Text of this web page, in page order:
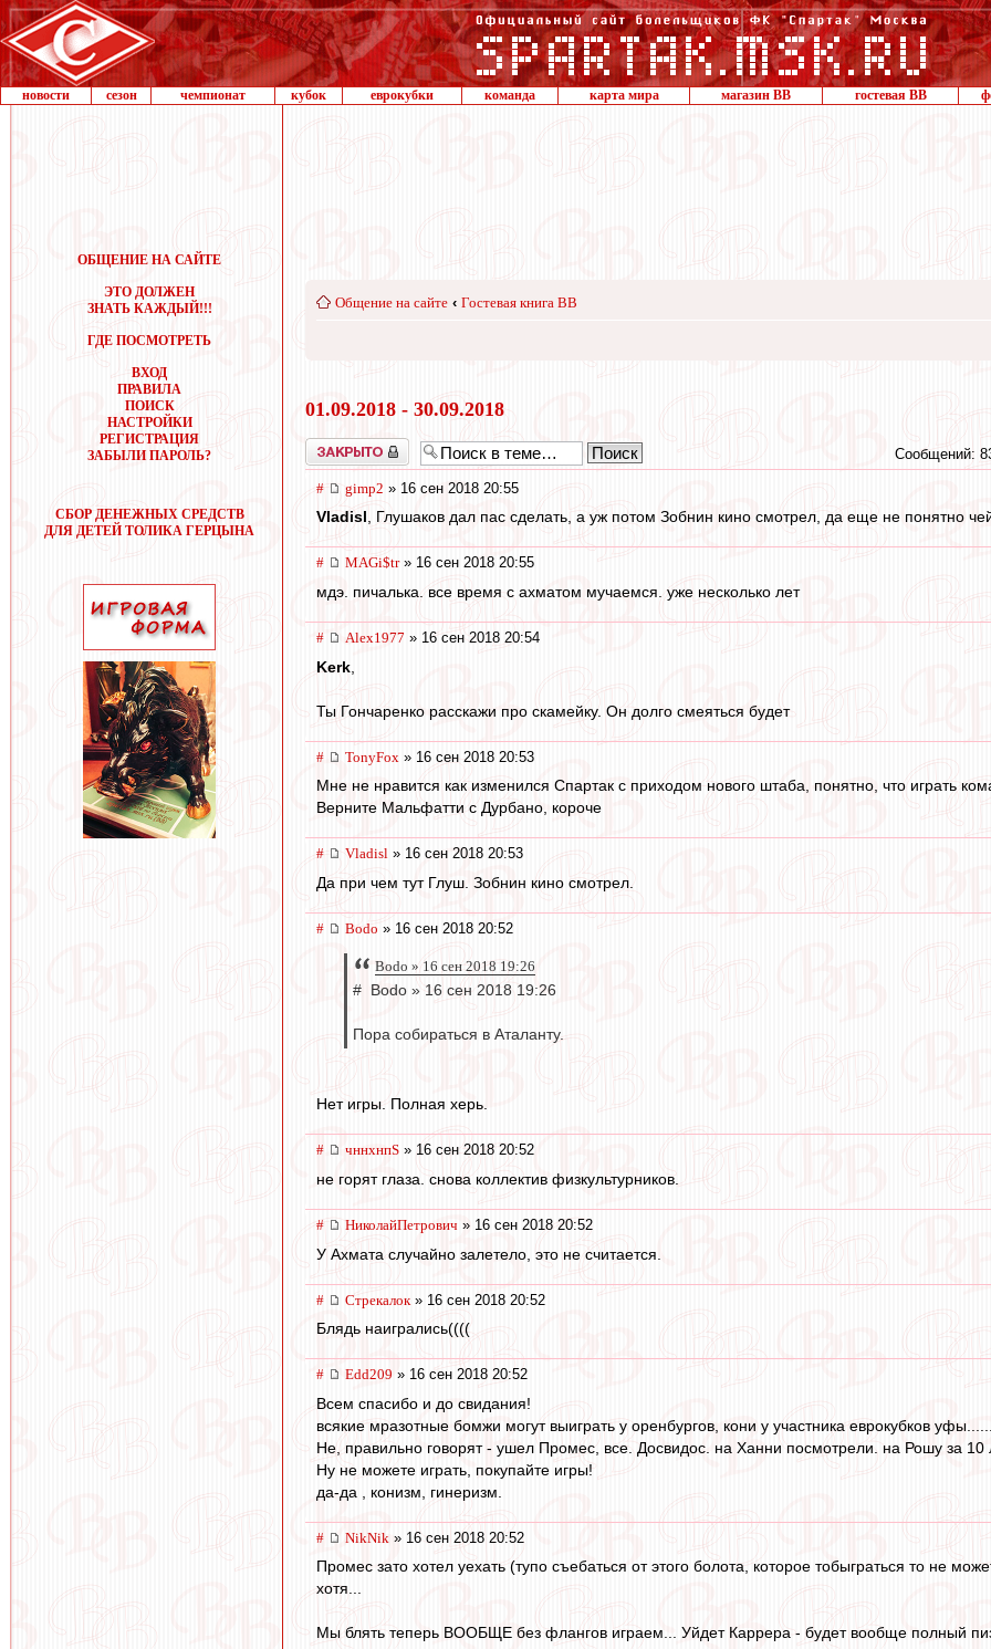
новости сезон чемпионат кубок еврокубки команда карта мира магазин ВВ гостевая ВВ
ОБЩЕНИЕ НА САЙТЕ
ЭТО ДОЛЖЕН
ЗНАТЬ КАЖДЫЙ!!!
ГДЕ ПОСМОТРЕТЬ
ВХОД
ПРАВИЛА
ПОИСК
НАСТРОЙКИ
РЕГИСТРАЦИЯ
ЗАБЫЛИ ПАРОЛЬ?
СБОР ДЕНЕЖНЫХ СРЕДСТВ
ДЛЯ ДЕТЕЙ ТОЛИКА ГЕРЦЫНА
Общение на сайте ‹ Гостевая книга ВВ
01.09.2018 - 30.09.2018
Закрыто Сообщений:
# gimp2 » 16 сен 2018 20:55
Vladisl, Глушаков дал пас сделать, а уж потом Зобнин кино смотрел, да еще не понятно
# MAGi$tr» 16 сен 2018 20:55
мдэ. пичалька. все время с ахматом мучаемся. уже несколько лет
# Alex1977 » 16 сен 2018 20:54
Kerk
Ты Гончаренко расскажи про скамейку. Он долго смеяться будет
# TonyFox » 16 сен 2018 20:53
Мне не нравится как изменился Спартак с приходом нового штаба, понятно, что играть
Верните Мальфатти с Дурбано, короче
# Vladisl » 16 сен 2018 20:53
Да при чем тут Глуш. Зобнин кино смотрел.
# Bodo » 16 сен 2018 20:52
Bodo » 16 сен 2018 19:26
# Bodo » 16 сен 2018 19:26
Пора собираться в Аталанту.
Нет игры. Полная херь.
# чннхнпS » 16 сен 2018 20:52
не горят глаза. снова коллектив физкультурников.
# НиколайПетрович » 16 сен 2018 20:52
У Ахмата случайно залетело, это не считается.
# Стрекалок » 16 сен 2018 20:52
Блядь наигрались((((
# Edd209 » 16 сен 2018 20:52
Всем спасибо и до свидания!
всякие мразотные бомжи могут выиграть у оренбургов, кони у участника еврокубков
Не, правильно говорят - ушел Промес, все. Досвидос. на Ханни посмотрели. на Рошу за 10
Ну не можете играть, покупайте игры!
да-да , конизм, гинеризм.
# NikNik » 16 сен 2018 20:52
Промес зато хотел уехать (тупо съебаться от этого болота, которое тобыграться то не
хотя...
Мы блять теперь ВООБЩЕ без флангов играем... Уйдет Каррера - будет вообще полный